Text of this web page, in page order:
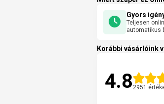
Gyors
Teljesen
automatikus
Korábbi vásárlóink
4.8 2951